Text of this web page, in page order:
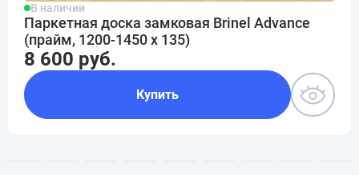
В наличии
Паркетная доска замковая Brinel Advance
(прайм, 1200-1450 х 135)
8 600 руб.
Купить